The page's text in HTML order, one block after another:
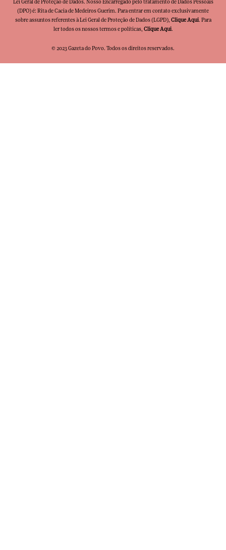
Lei Geral de Proteção de Dados. Nosso Encarregado pelo tratamento de Dados Pessoais
(DPO) é: Rita de Cacia de Medeiros Guerim. Para entrar em contato exclusivamente
sobre assuntos referentes à Lei Geral de Proteção de Dados (LGPD), Clique Aqui. Para
ler todos os nossos termos e políticas, Clique Aqui.
© 2023 Gazeta do Povo. Todos os direitos reservados.